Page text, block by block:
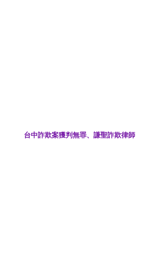
台中詐欺案獲判無罪、謙聖詐欺律師